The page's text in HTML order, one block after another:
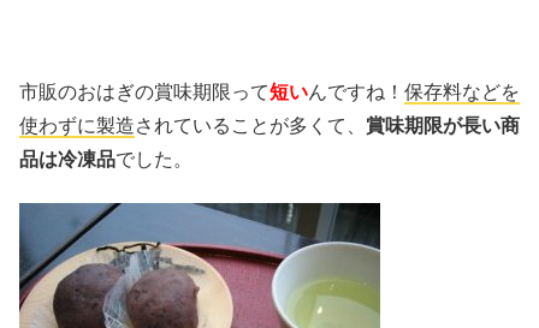
市販のおはぎの賞味期限って短いんですね！ 保存料などを
使わずに製造されていることが多くて、 賞味期限が長い商
品は冷凍品でした。